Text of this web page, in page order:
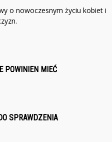
o nowoczesnym życiu kobiet i
POWINIEN MIEĆ
SPRAWDZENIA